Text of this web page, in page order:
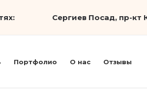
Сергиев Посад, пр-кт
Портфолио О нас Отзывы